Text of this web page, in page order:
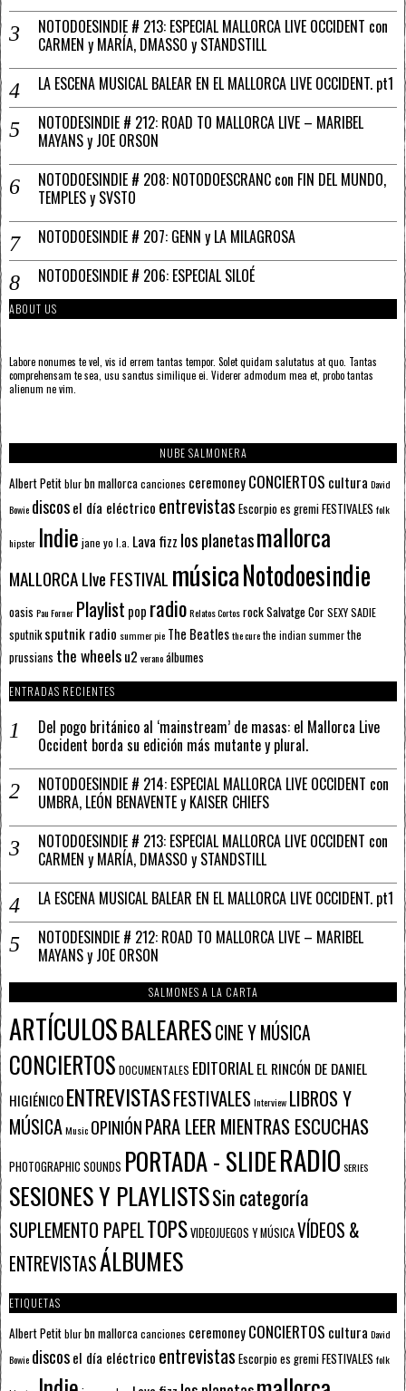
NOTODOESINDIE # 213: ESPECIAL MALLORCA LIVE OCCIDENT con
CARMEN y MARÍA, DMASSO y STANDSTILL
LA ESCENA MUSICAL BALEAR EN EL MALLORCA LIVE OCCIDENT. pt1
NOTODESINDIE # 212: ROAD TO MALLORCA LIVE – MARIBEL
MAYANS y JOE ORSON
NOTODOESINDIE # 208: NOTODOESCRANC con FIN DEL MUNDO,
TEMPLES y SVSTO
NOTODOESINDIE # 207: GENN y LA MILAGROSA
NOTODOESINDIE # 206: ESPECIAL SILOÉ
ABOUT US
Labore nonumes te vel, vis id errem tantas tempor. Solet quidam salutatus at quo. Tantas
comprehensam te sea, usu sanctus similique ei. Viderer admodum mea et, probo tantas
alienum ne vim.
NUBE SALMONERA
Albert Petitblurbn mallorcacanciones ceremoneyCONCIERTOS cultura David
Bowie discosel día eléctrico entrevistas Escorpioes gremiFESTIVALES folk
hipster Indie jane yo l.a. Lava fizz los planetasmallorca
MALLORCA LIve FESTIVAL músicaNotodoesindie
oasis Pau Forner Playlist pop radioRelatos CortosrockSalvatge CorSEXY SADIE
sputnik sputnik radio summer pie The Beatlesthe curethe indian summerthe
prussians the wheelsu2 veranoálbumes
ENTRADAS RECIENTES
Del pogo británico al ‘mainstream’ de masas: el Mallorca Live
Occident borda su edición más mutante y plural.
NOTODOESINDIE # 214: ESPECIAL MALLORCA LIVE OCCIDENT con
UMBRA, LEÓN BENAVENTE y KAISER CHIEFS
NOTODOESINDIE # 213: ESPECIAL MALLORCA LIVE OCCIDENT con
CARMEN y MARÍA, DMASSO y STANDSTILL
LA ESCENA MUSICAL BALEAR EN EL MALLORCA LIVE OCCIDENT. pt1
NOTODESINDIE # 212: ROAD TO MALLORCA LIVE – MARIBEL
MAYANS y JOE ORSON
SALMONES A LA CARTA
ARTÍCULOSBALEARESCINE Y MÚSICA
CONCIERTOS DOCUMENTALES EDITORIALEL RINCÓN DE DANIEL
HIGIÉNICOENTREVISTASFESTIVALESInterview LIBROS Y
MÚSICAMusic OPINIÓNPARA LEER MIENTRAS ESCUCHAS
PHOTOGRAPHIC SOUNDS PORTADA - SLIDERADIO SERIES
SESIONES Y PLAYLISTSSin categoría
SUPLEMENTO PAPELTOPSVIDEOJUEGOS Y MÚSICAVÍDEOS &
ENTREVISTASÁLBUMES
ETIQUETAS
Albert Petitblurbn mallorcacanciones ceremoneyCONCIERTOS cultura David
Bowie discosel día eléctrico entrevistas Escorpioes gremiFESTIVALES folk